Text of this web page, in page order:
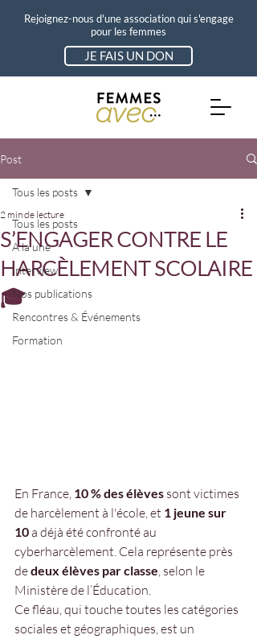
Rejoignez-nous d'une association qui s'engage
pour les femmes
JE FAIS UN DON
Post
Tous les posts
A la une
Interview
Nos publications
Rencontres & Événements
Formation
Tous les posts
S’ENGAGER CONTRE LE
HARCÈLEMENT SCOLAIRE
🎓
2 min de lecture
En France, 10 % des élèves sont victimes
de harcèlement à l'école, et 1 jeune sur
10 a déjà été confronté au
cyberharcèlement. Cela représente près
de deux élèves par classe, selon le
Ministère de l’Éducation.
Ce fléau, qui touche toutes les catégories
sociales et géographiques, est un